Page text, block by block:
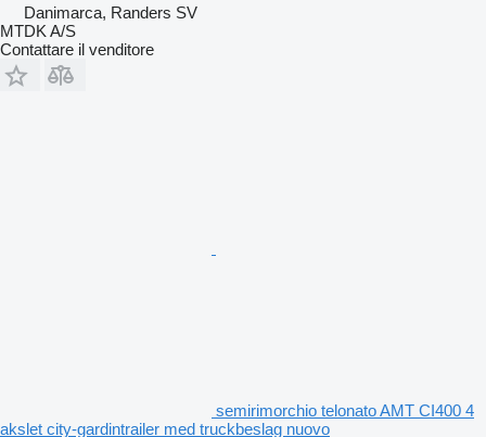
Danimarca, Randers SV
MTDK A/S
Contattare il venditore
semirimorchio telonato AMT CI400 4
akslet city-gardintrailer med truckbeslag nuovo